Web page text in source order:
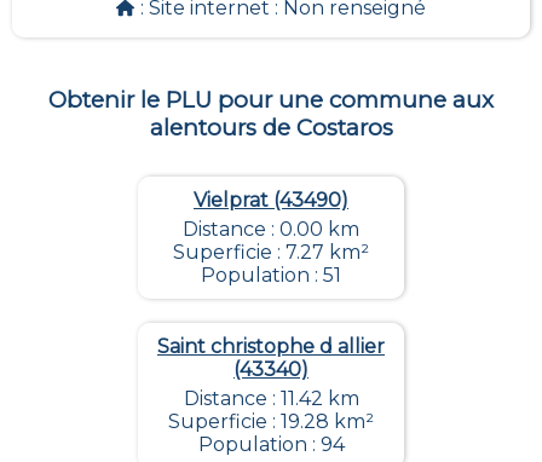
: Site internet : Non renseigné
Obtenir le PLU pour une commune aux
alentours de Costaros
Vielprat (43490)
Distance : 0.00 km
Superficie : 7.27 km²
Population : 51
Saint christophe d allier
(43340)
Distance : 11.42 km
Superficie : 19.28 km²
Population : 94